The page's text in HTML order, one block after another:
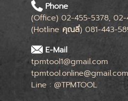
Phone
(Office) 02-455-5378, 02-
(Hotline คุณลี่) 081-443-
E-Mail
tpmtool1@gmail.com
tpmtool.online@gmail.com
Line : @TPMTOOL